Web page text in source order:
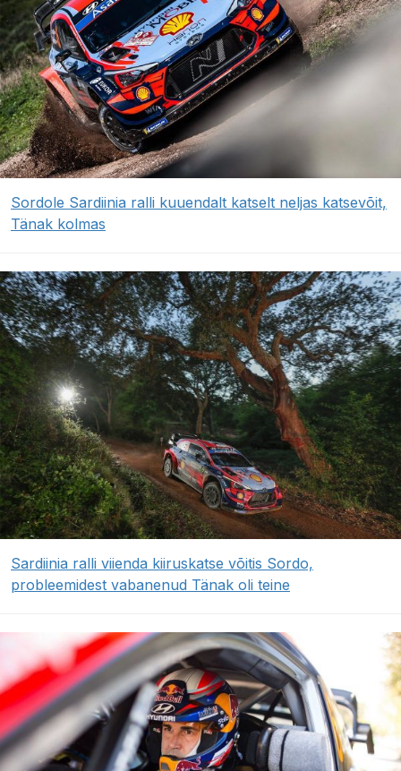
Sordole Sardiinia ralli kuuendalt katselt neljas katsevõit,
Tänak kolmas
Sardiinia ralli viienda kiiruskatse võitis Sordo,
probleemidest vabanenud Tänak oli teine